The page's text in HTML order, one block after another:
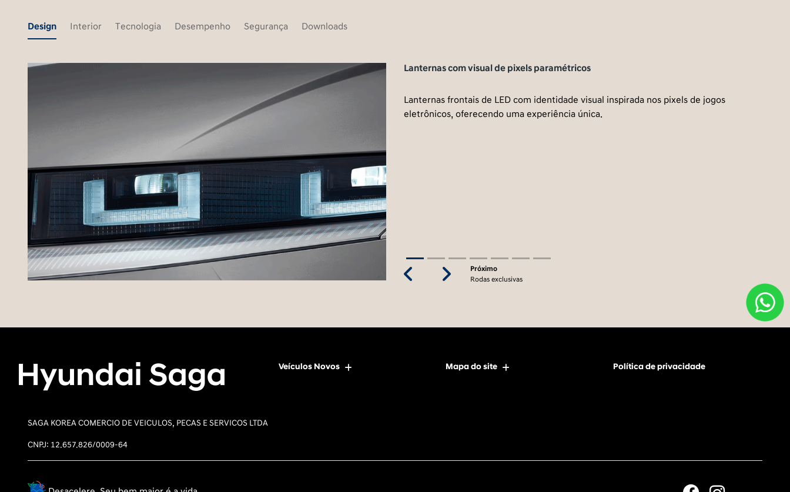
Design Interior Tecnologia Desempenho Segurança Downloads
Lanternas com visual de pixels paramétricos
Lanternas frontais de LED com identidade visual inspirada nos pixels de jogos
eletrônicos, oferecendo uma experiência única.
SAGA KOREA COMERCIO DE VEICULOS, PECAS E SERVICOS LTDA
CNPJ: 12.657.826/0009-64